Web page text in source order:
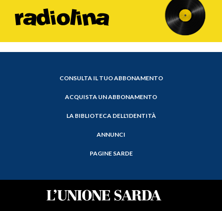
CONSULTA IL TUO ABBONAMENTO
ACQUISTA UN ABBONAMENTO
LA BIBLIOTECA DELL'IDENTITÀ
ANNUNCI
PAGINE SARDE